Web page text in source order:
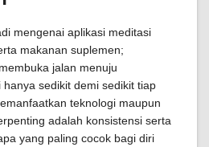
mengenai aplikasi meditasi
makanan suplemen;
jalan menuju
sedikit demi sedikit tiap
teknologi maupun
adalah konsistensi serta
yang paling cocok bagi diri